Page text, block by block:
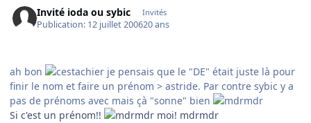
Invité ioda ou sybic Invités
Publication: 12 juillet 200620 ans
ah bon
je pensais que le "DE" était juste là pour
finir le nom et faire un prénom > astride. Par contre sybic y a
pas de prénoms avec mais çà "sonne" bien
Si c'est un prénom!!
moi! mdrmdr